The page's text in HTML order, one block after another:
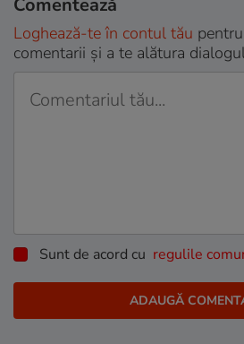
Comentează
Loghează-te în contul tău
comentarii și a te alătura
Sunt de acord cu regulile